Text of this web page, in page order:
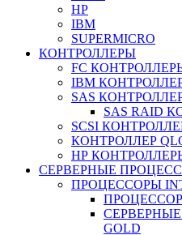
HP
IBM
SUPERMICRO
КОНТРОЛЛЕРЫ
FC
IBM
SAS
SAS RAID
SCSI
КОНТРОЛЛЕР
НР
СЕРВЕРНЫЕ
ПРОЦЕССОРЫ
СЕРВЕРНЫЕ
GOLD